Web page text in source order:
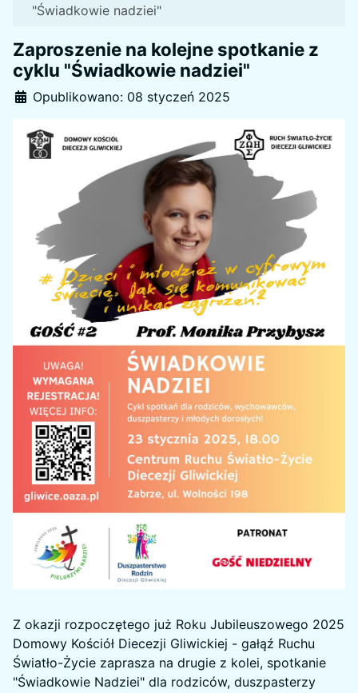
"Świadkowie nadziei"
Zaproszenie na kolejne spotkanie z
cyklu "Świadkowie nadziei"
Szczegóły
Opublikowano: 08 styczeń 2025
Z okazji rozpoczętego już Roku Jubileuszowego 2025
Domowy Kościół Diecezji Gliwickiej - gałąź Ruchu
Światło-Życie zaprasza na drugie z kolei, spotkanie
"Świadkowie Nadziei" dla rodziców, duszpasterzy